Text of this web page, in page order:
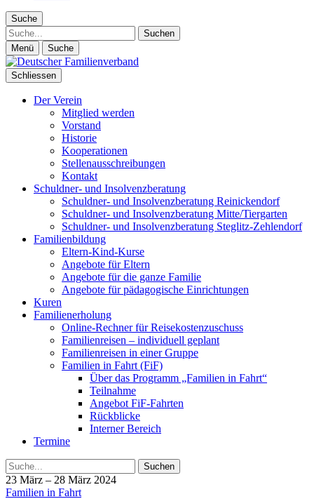
Suche
Suche
Menü Suche
Schliessen
Der Verein
Mitglied werden
Vorstand
Historie
Kooperationen
Stellenausschreibungen
Kontakt
Schuldner- und Insolvenzberatung
Schuldner- und Insolvenzberatung Reinickendorf
Schuldner- und Insolvenzberatung Mitte/Tiergarten
Schuldner- und Insolvenzberatung Steglitz-Zehlendorf
Familienbildung
Eltern-Kind-Kurse
Angebote für Eltern
Angebote für die ganze Familie
Angebote für pädagogische Einrichtungen
Kuren
Familienerholung
Online-Rechner für Reisekostenzuschuss
Familienreisen – individuell geplant
Familienreisen in einer Gruppe
Familien in Fahrt (FiF)
Über das Programm „Familien in Fahrt“
Teilnahme
Angebot FiF-Fahrten
Rückblicke
Interner Bereich
Termine
Suche
23 März – 28 März 2024
Familien in Fahrt